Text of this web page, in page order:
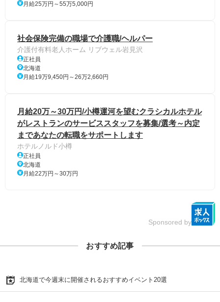
月給25万円～55万5,000円
社会保険完備の職場で介護職/ヘルパー
介護付有料老人ホーム リブウェル岩見沢
正社員
北海道
月給19万9,450円～26万2,660円
月給20万～30万円/小樽運河を望むクラシカルホテル
がレストランのサービススタッフを募集/選考～内定
まであなたの転職をサポートします
ホテルノルド小樽
正社員
北海道
月給22万円～30万円
Sponsored by
おすすめ記事
北海道で今週末に開催されるおすすめイベント20選